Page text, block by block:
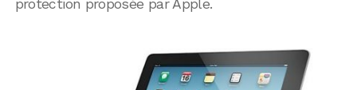
protection proposée par Apple.